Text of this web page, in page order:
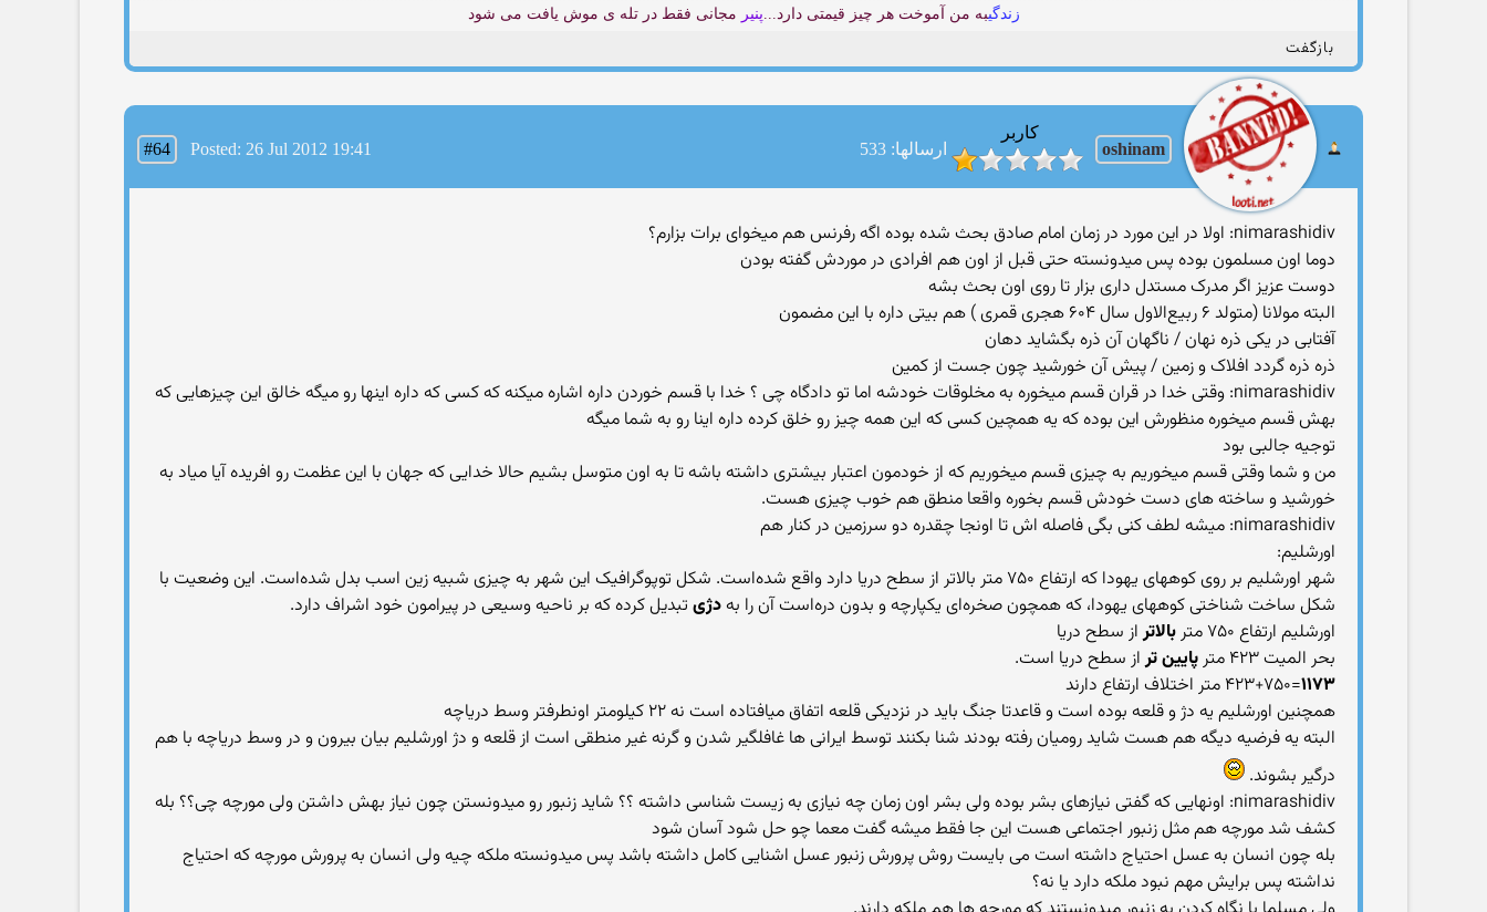
زندگیبه من آموخت هر چیز قیمتی دارد...پنیر مجانی فقط در تله ی موش یافت می شود
بازگفت
oshinam
کاربر
ارسالها: 533
#64 Posted: 26 Jul 2012 19:41
nimarashidiv: اولا در این مورد در زمان امام صادق بحث شده بوده اگه رفرنس هم میخوای برات بزارم؟
دوما اون مسلمون بوده پس میدونسته حتی قبل از اون هم افرادی در موردش گفته بودن
دوست عزیز اگر مدرک مستدل داری بزار تا روی اون بحث بشه
البته مولانا (متولد ۶ ربیع‌الاول سال ۶۰۴ هجری قمری ) هم بیتی داره با این مضمون
آفتابی در یکی ذره نهان / ناگهان آن ذره بگشاید دهان
ذره ذره گردد افلاک و زمین / پیش آن خورشید چون جست از کمین
nimarashidiv: وقتی خدا در قران قسم میخوره به مخلوقات خودشه اما تو دادگاه چی ؟ خدا با قسم خوردن داره اشاره میکنه که کسی که داره اینها رو میگه خالق این چیزهایی که
بهش قسم میخوره منظورش این بوده که یه همچین کسی که این همه چیز رو خلق کرده داره اینا رو به شما میگه
توجیه جالبی بود
من و شما وقتی قسم میخوریم به چیزی قسم میخوریم که از خودمون اعتبار بیشتری داشته باشه تا به اون متوسل بشیم حالا خدایی که جهان با این عظمت رو افریده آیا میاد به
خورشید و ساخته های دست خودش قسم بخوره واقعا منطق هم خوب چیزی هست.
nimarashidiv: میشه لطف کنی بگی فاصله اش تا اونجا چقدره دو سرزمین در کنار هم
اورشلیم:
شهر اورشلیم بر روی کوههای‏ یهودا که ارتفاع ‏۷۵۰ متر بالاتر از سطح دریا دارد واقع شده‌است. شکل توپوگرافیک این شهر به چیزی شبیه زین اسب‏ بدل شده‌است. این وضعیت با
شکل‏ ساخت ‌شناختی کوههای یهودا، که همچون صخره‌ای ‏یکپارچه و بدون دره‌است آن را بهدژی تبدیل کرده که بر ناحیه وسیعی‌ در پیرامون خود اشراف دارد.
اورشلیم ارتفاع ‏۷۵۰ متر
بالاتراز سطح دریا
بحر المیت ۴۲۳ متر
پایین تراز سطح دریا است.
۱۱۷۳=۴۲۳+۷۵۰ متر اختلاف ارتفاع دارند
همچنین اورشلیم یه دژ و قلعه بوده است و قاعدتا جنگ باید در نزدیکی قلعه اتفاق میافتاده است نه ۲۲ کیلومتر اونطرفتر وسط دریاچه
البته یه فرضیه دیگه هم هست شاید رومیان رفته بودند شنا بکنند توسط ایرانی ها غافلگیر شدن و گرنه غیر منطقی است از قلعه و دژ اورشلیم بیان بیرون و در وسط دریاچه با هم
درگیر بشوند.
nimarashidiv: اونهایی که گفتی نیازهای بشر بوده ولی بشر اون زمان چه نیازی به زیست شناسی داشته ؟؟ شاید زنبور رو میدونستن چون نیاز بهش داشتن ولی مورچه چی؟؟ بله
کشف شد مورچه هم مثل زنبور اجتماعی هست این جا فقط میشه گفت معما چو حل شود آسان شود
بله چون انسان به عسل احتیاج داشته است می بایست روش پرورش زنبور عسل اشنایی کامل داشته باشد پس میدونسته ملکه چیه ولی انسان به پرورش مورچه که احتیاج
نداشته پس برایش مهم نبود ملکه دارد یا نه؟